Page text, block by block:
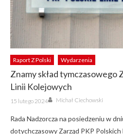
Raport Z Polski Wydarzenia
Znamy skład tymczasowego
Linii Kolejowych
Posted
on
15 lutego 2024 Author
Michał Ciechowski
Rada Nadzorcza na posiedzeniu w
dotychczasowy Zarząd PKP Polskich